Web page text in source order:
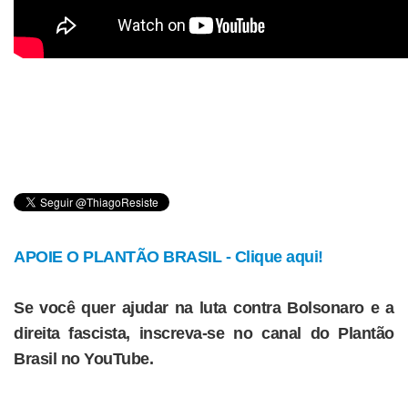
APOIE O PLANTÃO BRASIL - Clique aqui!
Se você quer ajudar na luta contra Bolsonaro e a
direita fascista, inscreva-se no canal do Plantão
Brasil no YouTube.